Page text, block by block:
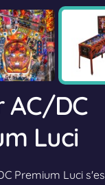
AC/DC
Luci
Premium Luci